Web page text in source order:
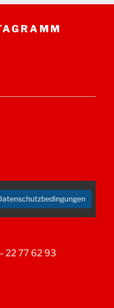
22 77 62 93